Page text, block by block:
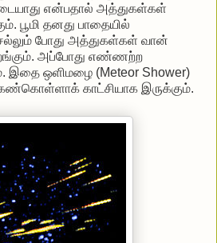
என்பதால் அத்துகள்கள்
பூமி தனது பாதையில்
போது அத்துகள்கள் வான்
அப்போது எண்ணற்ற
இதை ஒளிமழை (Meteor Shower)
கண்கொள்ளாக் காட்சியாக இருக்கும்.